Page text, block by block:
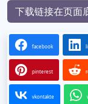
下载链接在页面
facebook
pinterest
vkontakte